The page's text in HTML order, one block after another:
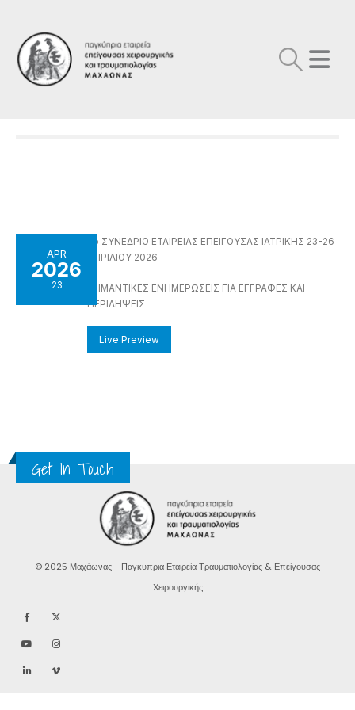
APR
2026
23
7o ΣΥΝΕΔΡΙΟ ΕΤΑΙΡΕΙΑΣ ΕΠΕΙΓΟΥΣΑΣ ΙΑΤΡΙΚΗΣ 23-26
ΑΠΡΙΛΙΟΥ 2026
ΣΗΜΑΝΤΙΚΕΣ ΕΝΗΜΕΡΩΣΕΙΣ ΓΙΑ ΕΓΓΡΑΦΕΣ ΚΑΙ
ΠΕΡΙΛΗΨΕΙΣ
Live Preview
Get In Touch
© 2025 Μαχάωνας - Παγκυπρια Εταιρεία Τραυματιολογίας & Επείγουσας
Χειρουργικής